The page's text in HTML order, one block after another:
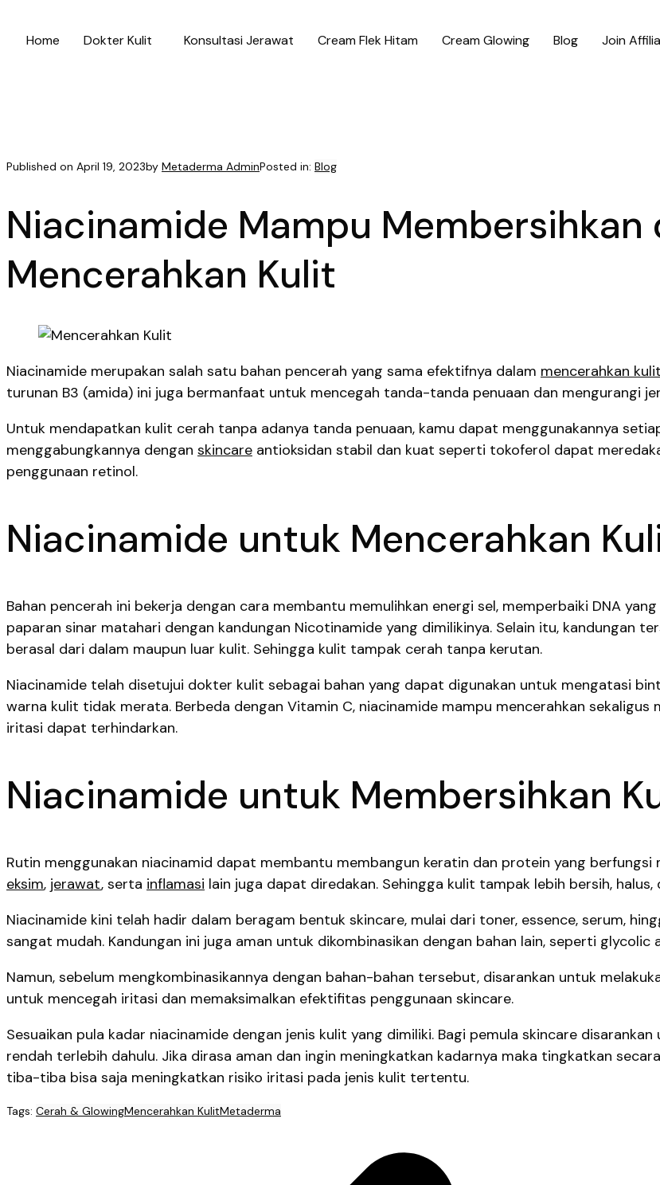
Home Dokter Kulit Konsultasi Jerawat Cream Flek Hitam Cream Glowing Blog Join
Published on April 19, 2023by Metaderma AdminPosted in: Blog
Niacinamide Mampu Membersihkan
Mencerahkan Kulit
Niacinamide merupakan salah satu bahan pencerah yang sama efektifnya dalam mencerahkan kulit
turunan B3 (amida) ini juga bermanfaat untuk mencegah tanda-tanda penuaan dan mengurangi
Untuk mendapatkan kulit cerah tanpa adanya tanda penuaan, kamu dapat menggunakannya
menggabungkannya dengan skincare antioksidan stabil dan kuat seperti tokoferol dapat
penggunaan retinol.
Niacinamide untuk Mencerahkan
Bahan pencerah ini bekerja dengan cara membantu memulihkan energi sel, memperbaiki DNA
paparan sinar matahari dengan kandungan Nicotinamide yang dimilikinya. Selain itu, kandungan
berasal dari dalam maupun luar kulit. Sehingga kulit tampak cerah tanpa kerutan.
Niacinamide telah disetujui dokter kulit sebagai bahan yang dapat digunakan untuk mengatasi
warna kulit tidak merata. Berbeda dengan Vitamin C, niacinamide mampu mencerahkan sekaligus
iritasi dapat terhindarkan.
Niacinamide untuk Membersihkan
Rutin menggunakan niacinamid dapat membantu membangun keratin dan protein yang berfungsi
eksim, jerawat, serta inflamasi lain juga dapat diredakan. Sehingga kulit tampak lebih bersih, halus,
Niacinamide kini telah hadir dalam beragam bentuk skincare, mulai dari toner, essence, serum,
sangat mudah. Kandungan ini juga aman untuk dikombinasikan dengan bahan lain, seperti glycolic
Namun, sebelum mengkombinasikannya dengan bahan-bahan tersebut, disarankan untuk
untuk mencegah iritasi dan memaksimalkan efektifitas penggunaan skincare.
Sesuaikan pula kadar niacinamide dengan jenis kulit yang dimiliki. Bagi pemula skincare
rendah terlebih dahulu. Jika dirasa aman dan ingin meningkatkan kadarnya maka tingkatkan
tiba-tiba bisa saja meningkatkan risiko iritasi pada jenis kulit tertentu.
Tags: Cerah & GlowingMencerahkan KulitMetaderma